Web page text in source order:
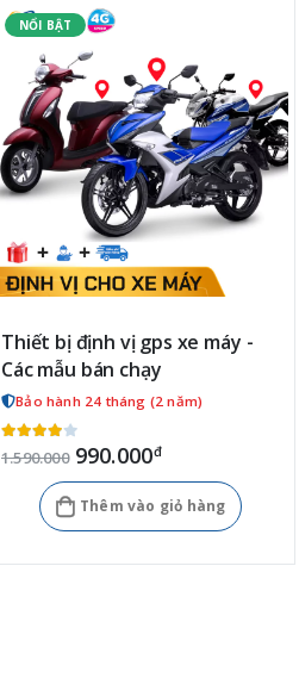
Thiết bị định vị gps xe máy -
Các mẫu bán chạy
Bảo hành 24 tháng (2 năm)
1.590.000 990.000đ
Thêm vào giỏ hàng